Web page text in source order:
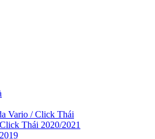
Vario / Click Thái
Thái 2020/2021